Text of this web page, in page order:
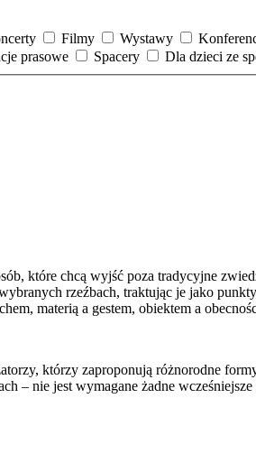
Filmy Wystawy
prasowe Spacery Dla dzieci ze
które chcą wyjść poza tradycyjne
rzeźbach, traktując je jako
materią a gestem, obiektem a
którzy zaproponują różnorodne
– nie jest wymagane żadne